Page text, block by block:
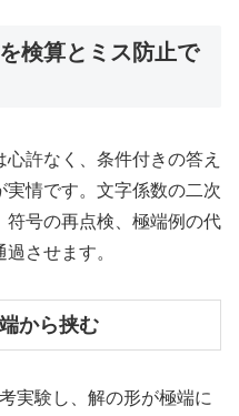
検算とミス防止で
許なく、条件付きの答え
情です。文字係数の二次
号の再点検、極端例の代
させます。
から挟む
実験し、解の形が極端に